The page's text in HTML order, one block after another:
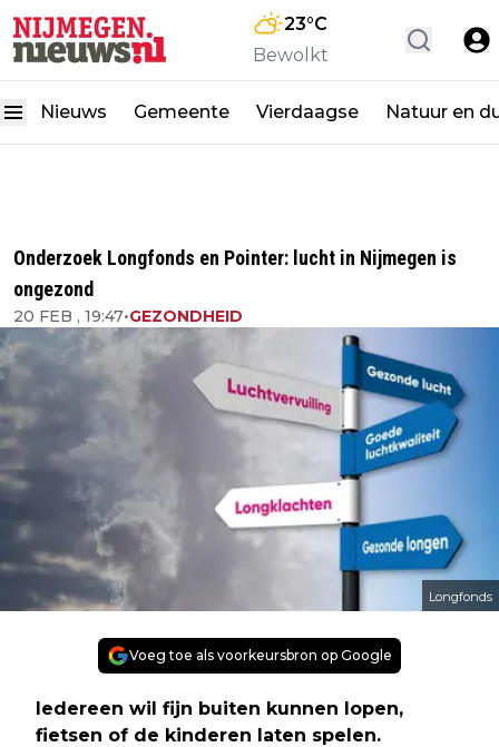
23°C
Bewolkt
Nieuws Gemeente Vierdaagse Natuur en
Onderzoek Longfonds en Pointer: lucht in Nijmegen is
ongezond
20 FEB , 19:47•GEZONDHEID
Longfonds
Voeg toe als voorkeursbron op Google
Iedereen wil fijn buiten kunnen lopen,
fietsen of de kinderen laten spelen.